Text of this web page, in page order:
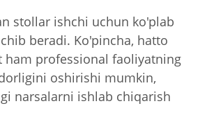
stollar ishchi uchun ko'plab
beradi. Ko'pincha, hatto
ham professional faoliyatning
oshirishi mumkin,
narsalarni ishlab chiqarish